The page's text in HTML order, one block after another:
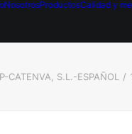
NosotrosProductosCalidad y
CATENVA, S.L.-ESPAÑOL